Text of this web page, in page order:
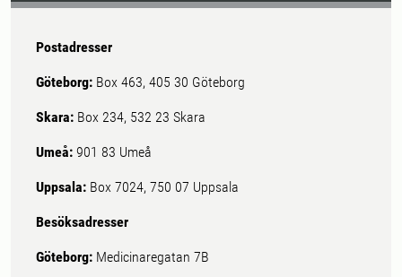
Postadresser
Göteborg: Box 463, 405 30 Göteborg
Skara: Box 234, 532 23 Skara
Umeå: 901 83 Umeå
Uppsala: Box 7024, 750 07 Uppsala
Besöksadresser
Göteborg: Medicinaregatan 7B